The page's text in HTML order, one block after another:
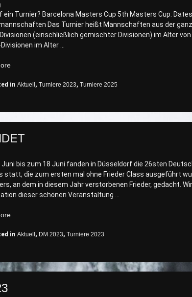
ein Turnier? Barcelona Masters Cup 5th Masters Cup:
Das Turnier heißt Mannschaften aus der
(einschließlich gemischter Divisionen) im Alter
im Alter …
„Barcelona
Cup
in Aktuell, Turniere 2023, Turniere 2025
Juni bis zum 18 Juni fanden in Düsseldorf die 26sten
statt, die zum ersten mal ohne Frieder Class ausgeführt
an dem in diesem Jahr verstorbenen Frieder, gedacht.
dieser schönen Veranstaltung …
„Die
sind
in Aktuell, DM 2023, Turniere 2023